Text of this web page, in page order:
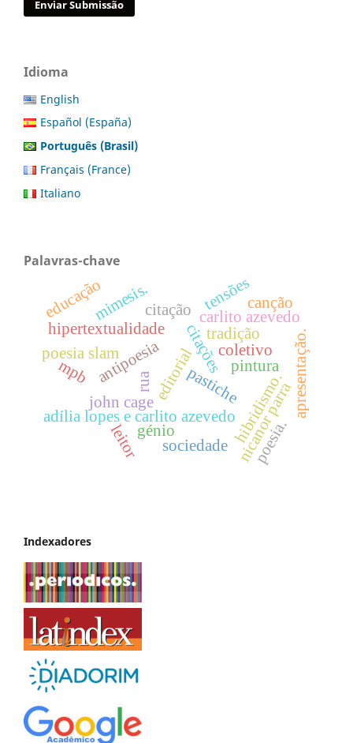
Enviar Submissão
Idioma
English
Español (España)
Português (Brasil)
Français (France)
Italiano
Palavras-chave
editorial
antipoesia
john cage
adília lopes e carlito azevedo
citações
pastichehibridismo.
tradição
hipertextualidade
leitor
carlito azevedo
apresentação.
nicanor parra
citação
pintura
poesia slam
tensões
rua
poesia.
mimesis.
coletivo
génio
canção
sociedade
educação
mpb
Indexadores